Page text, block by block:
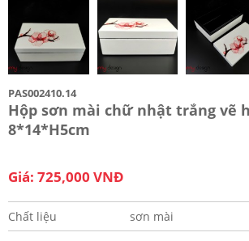
PAS002410.14
Hộp sơn mài chữ nhật trắng vẽ
8*14*H5cm
Giá: 725,000 VNĐ
Chất liệu
sơn mài